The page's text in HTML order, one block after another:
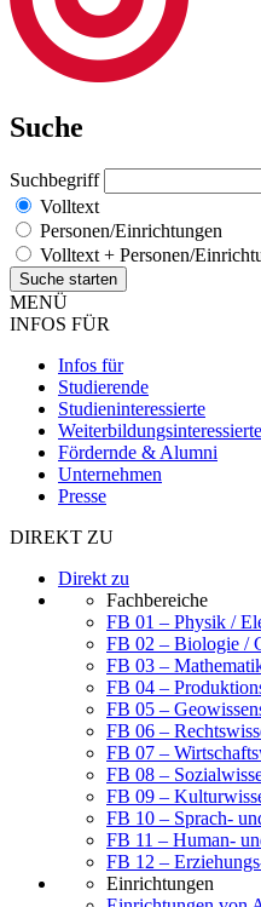
Suche
Suchbegriff
Volltext
Personen/Einrichtungen
Volltext + Personen/
MENÜ
INFOS FÜR
Infos für
Studierende
Studieninteressierte
Weiterbildungsinteressierte
Fördernde & Alumni
Unternehmen
Presse
DIREKT ZU
Direkt zu
Fachbereiche
FB 01 – Physik /
FB 02 – Biologie /
FB 03 –
FB 04 –
FB 05 –
FB 06 –
FB 07 –
FB 08 –
FB 09 –
FB 10 – Sprach-
FB 11 – Human-
FB 12 –
Einrichtungen